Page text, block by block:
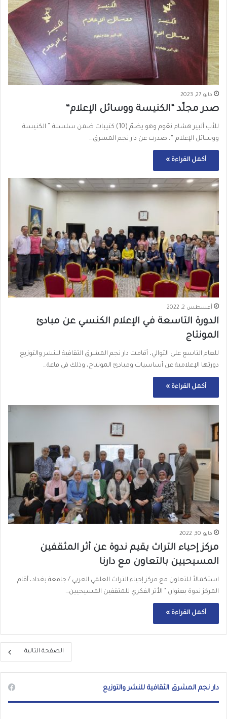
مايو 27, 2023
صدر مجلّد “الكنيسة ووسائل الإعلام”
للأب ألبير هشام نعّوم وهو يضمّ (10) كتيبات ضمن سلسلة ” الكنيسة
ووسائل الإعلام “، صدرت عن دار نجم المشرق…
أكمل القراءة »
أغسطس 2, 2022
الدورة التاسعة في الإعلام الكنسي عن مبادئ
المونتاج
للعام التاسع على التوالي، أقامت دار نجم المشرق الثقافية للنشر والتوزيع
دورتها الإعلامية عن أساسيات ومبادئ المونتاج، وذلك في قاعة…
أكمل القراءة »
مايو 30, 2022
مركز إحياء التراث يقيم ندوة عن أثر المثقفين
المسيحيين بالتعاون مع دارنا
استكمالاً للتعاون مع مركز إحياء التراث العلمي العربي / جامعة بغداد، أقام
المركز ندوة بعنوان " الأثر الفكري للمثقفين المسيحيين…
أكمل القراءة »
الصفحة التالية
دار نجم المشرق الثقافية للنشر والتوزيع